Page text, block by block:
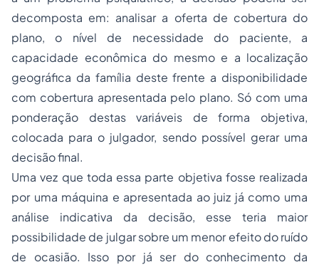
decomposta em: analisar a oferta de cobertura do
plano, o nível de necessidade do paciente, a
capacidade econômica do mesmo e a localização
geográfica da família deste frente a disponibilidade
com cobertura apresentada pelo plano. Só com uma
ponderação destas variáveis de forma objetiva,
colocada para o julgador, sendo possível gerar uma
decisão final.
Uma vez que toda essa parte objetiva fosse realizada
por uma máquina e apresentada ao juiz já como uma
análise indicativa da decisão, esse teria maior
possibilidade de julgar sobre um menor efeito do ruído
de ocasião. Isso por já ser do conhecimento da